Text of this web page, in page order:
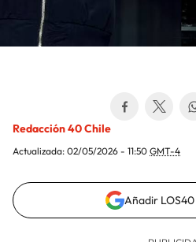
Redacción 40 Chile
Actualizada: 02/05/2026 - 11:50 GMT-4
Añadir